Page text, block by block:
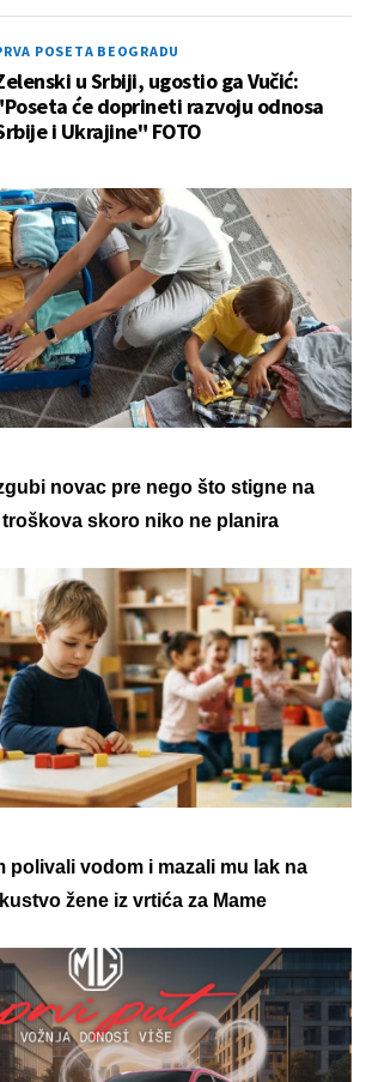
POSETA BEOGRADU
u Srbiji, ugostio ga Vučić:
će doprineti razvoju odnosa
i Ukrajine" FOTO
novac pre nego što stigne na
troškova skoro niko ne planira
polivali vodom i mazali mu lak na
žene iz vrtića za Mame